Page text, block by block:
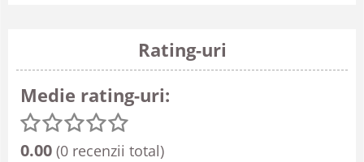
Rating-uri
Medie rating-uri:
0.00 (0 recenzii total)